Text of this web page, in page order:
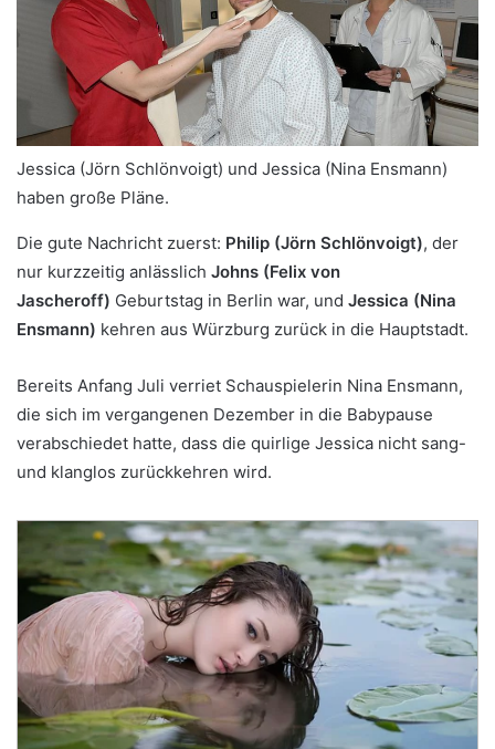
Jessica (Jörn Schlönvoigt) und Jessica (Nina Ensmann)
haben große Pläne.
Die gute Nachricht zuerst: Philip (Jörn Schlönvoigt), der
nur kurzzeitig anlässlich Johns (Felix von
Jascheroff) Geburtstag in Berlin war, und Jessica (Nina
Ensmann) kehren aus Würzburg zurück in die Hauptstadt.
Bereits Anfang Juli verriet Schauspielerin Nina Ensmann,
die sich im vergangenen Dezember in die Babypause
verabschiedet hatte, dass die quirlige Jessica nicht sang-
und klanglos zurückkehren wird.